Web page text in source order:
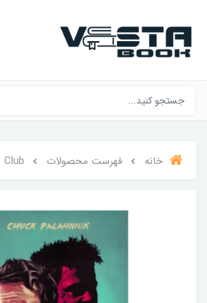
خانه فهرست محصولات